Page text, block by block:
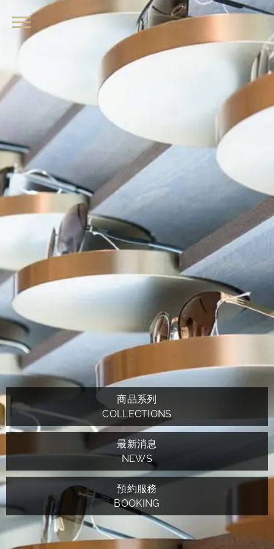
品牌眼鏡、精品墨鏡、名牌太陽眼
商品系列
COLLECTIONS
最新消息
NEWS
預約服務
BOOKING